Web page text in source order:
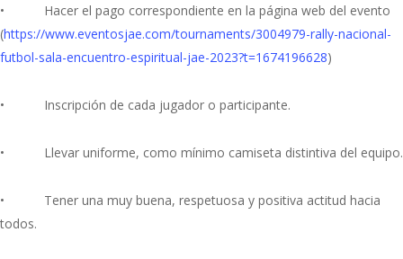
• Hacer el pago correspondiente en la página web del evento
(https://www.eventosjae.com/tournaments/3004979-rally-nacional-
futbol-sala-encuentro-espiritual-jae-2023?t=1674196628)
• Inscripción de cada jugador o participante.
• Llevar uniforme, como mínimo camiseta distintiva del equipo.
• Tener una muy buena, respetuosa y positiva actitud hacia
todos.